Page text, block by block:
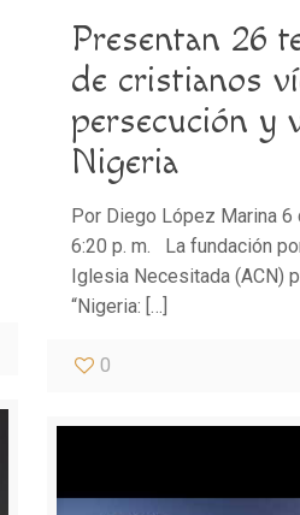
Presentan 26
de cristianos
persecución y
Nigeria
Por Diego López Marina
6:20 p. m. La fundación
Iglesia Necesitada (ACN)
“Nigeria: […]
0